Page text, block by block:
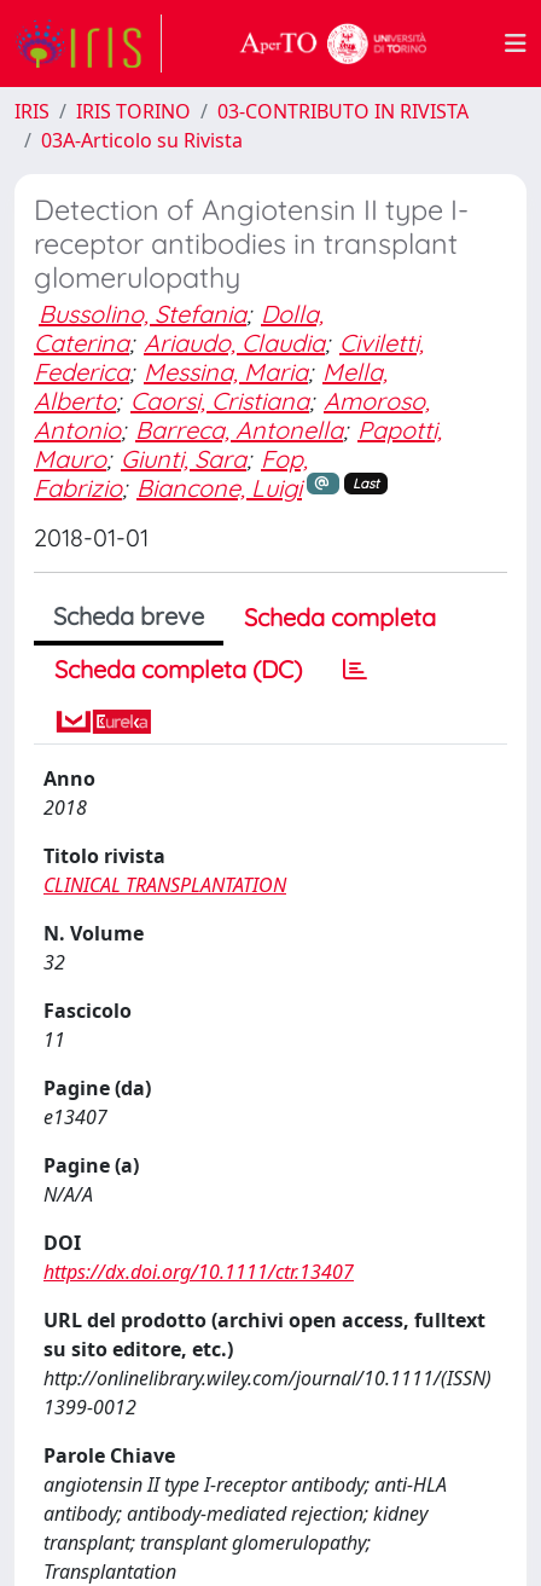
IRIS IRIS TORINO
03-CONTRIBUTO IN RIVISTA
03A-Articolo su Rivista
Detection of Angiotensin II type I-
receptor antibodies in transplant
glomerulopathy
Bussolino, Stefania; Dolla,
Caterina; Ariaudo, Claudia; Civiletti,
Federica; Messina, Maria; Mella,
Alberto; Caorsi, Cristiana; Amoroso,
Antonio; Barreca, Antonella; Papotti,
Mauro; Giunti, Sara; Fop,
Fabrizio; Biancone, Luigi Last
2018-01-01
Scheda breve
Scheda completa
Scheda completa (DC)
Anno
2018
Titolo rivista
CLINICAL TRANSPLANTATION
N. Volume
32
Fascicolo
11
Pagine (da)
e13407
Pagine (a)
N/A/A
DOI
https://dx.doi.org/10.1111/ctr.13407
URL del prodotto (archivi open access, fulltext
su sito editore, etc.)
http://onlinelibrary.wiley.com/journal/10.1111/(ISSN)
1399-0012
Parole Chiave
angiotensin II type I-receptor antibody; anti-HLA
antibody; antibody-mediated rejection; kidney
transplant; transplant glomerulopathy;
Transplantation